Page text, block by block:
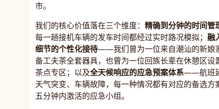
市。
我们的核心价值落在三个维度： 精确到分钟的时间管
每一趟接机车辆的发车时间都经过实时路况模拟； 融
细节的个性化接待——我们曾为一位来自潮汕的新娘
备工夫茶全套器具，也曾为一位回族长辈在休憩区设
茶点专区；以及全天候响应的应急预案体系——航班
天气突变、车辆故障，每一种情况都有对应的备选方
五分钟内激活的应急小组。